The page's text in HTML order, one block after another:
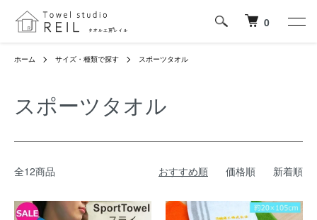
0
ホーム サイズ・種類で探す スポーツタオル
スポーツタオル
全12商品 おすすめ順 価格順 新着順